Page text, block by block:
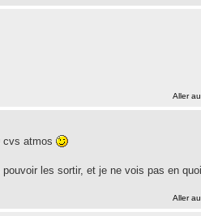
Aller
cvs atmos
les sortir, et je ne vois pas en
Aller